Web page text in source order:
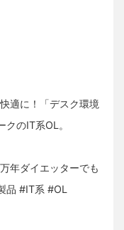
適に！「デスク環境
のIT系OL。
年ダイエッターでも
品 #IT系 #OL